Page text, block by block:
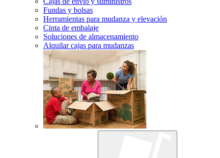
Fundas y bolsas
Herramientas para mudanza y elevación
Cinta de embalaje
Soluciones de almacenamiento
Alquilar cajas para mudanzas